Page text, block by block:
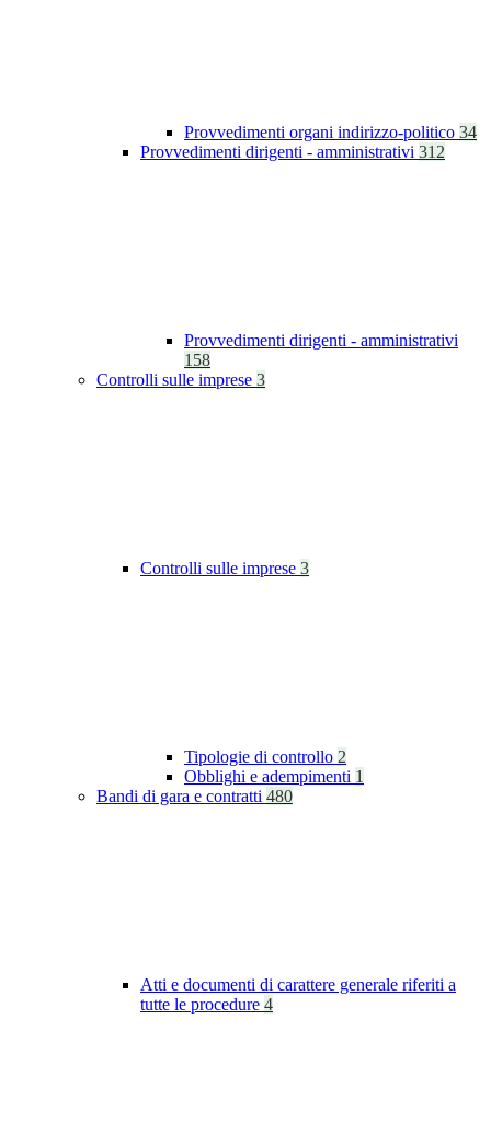
Provvedimenti organi indirizzo-politico 34
Provvedimenti dirigenti - amministrativi 312
Provvedimenti dirigenti - amministrativi
158
Controlli sulle imprese 3
Controlli sulle imprese 3
Tipologie di controllo 2
Obblighi e adempimenti 1
Bandi di gara e contratti 480
Atti e documenti di carattere generale riferiti a
tutte le procedure 4